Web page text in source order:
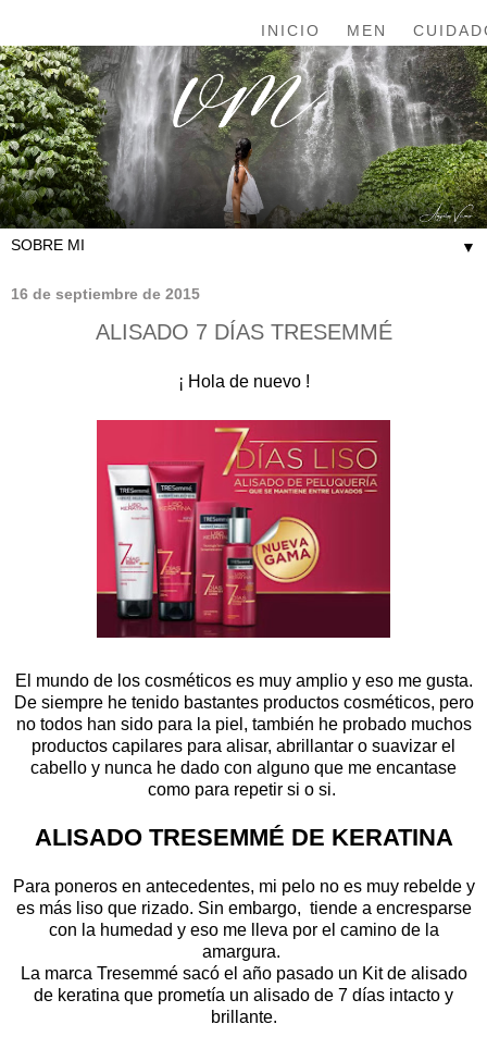
INICIO MEN
▼
16 de septiembre de 2015
ALISADO 7 DÍAS TRESEMMÉ
¡ Hola de nuevo !
El mundo de los cosméticos es muy amplio y eso me gusta.
De siempre he tenido bastantes productos cosméticos, pero
no todos han sido para la piel, también he probado muchos
productos capilares para alisar, abrillantar o suavizar el
cabello y nunca he dado con alguno que me encantase
como para repetir si o si.
ALISADO TRESEMMÉ DE KERATINA
Para poneros en antecedentes, mi pelo no es muy rebelde y
es más liso que rizado. Sin embargo, tiende a encresparse
con la humedad y eso me lleva por el camino de la
amargura.
La marca Tresemmé sacó el año pasado un Kit de alisado
de keratina que prometía un alisado de 7 días intacto y
brillante.